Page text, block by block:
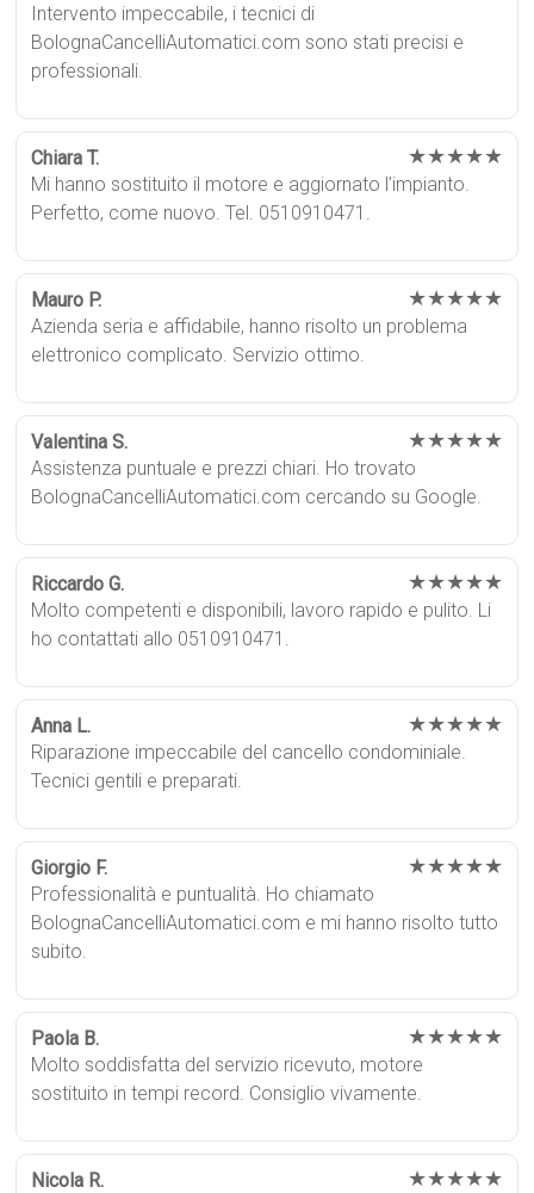
Intervento impeccabile, i tecnici di
BolognaCancelliAutomatici.com sono stati precisi e
professionali.
Chiara T. ★★★★★
Mi hanno sostituito il motore e aggiornato l’impianto.
Perfetto, come nuovo. Tel. 0510910471.
Mauro P. ★★★★★
Azienda seria e affidabile, hanno risolto un problema
elettronico complicato. Servizio ottimo.
Valentina S. ★★★★★
Assistenza puntuale e prezzi chiari. Ho trovato
BolognaCancelliAutomatici.com cercando su Google.
Riccardo G. ★★★★★
Molto competenti e disponibili, lavoro rapido e pulito. Li
ho contattati allo 0510910471.
Anna L. ★★★★★
Riparazione impeccabile del cancello condominiale.
Tecnici gentili e preparati.
Giorgio F. ★★★★★
Professionalità e puntualità. Ho chiamato
BolognaCancelliAutomatici.com e mi hanno risolto tutto
subito.
Paola B. ★★★★★
Molto soddisfatta del servizio ricevuto, motore
sostituito in tempi record. Consiglio vivamente.
Nicola R. ★★★★★